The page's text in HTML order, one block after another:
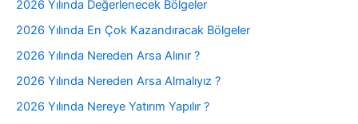
2026 Yılında Değerlenecek Bölgeler
2026 Yılında En Çok Kazandıracak Bölgeler
2026 Yılında Nereden Arsa Alınır ?
2026 Yılında Nereden Arsa Almalıyız ?
2026 Yılında Nereye Yatırım Yapılır ?